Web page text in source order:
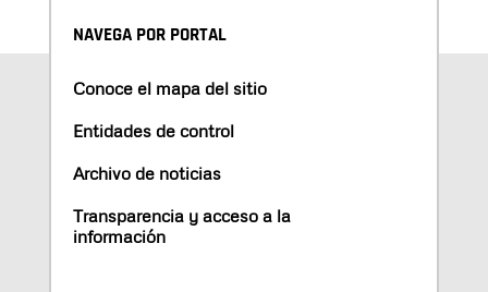
NAVEGA POR PORTAL
Conoce el mapa del sitio
Entidades de control
Archivo de noticias
Transparencia y acceso a la
información